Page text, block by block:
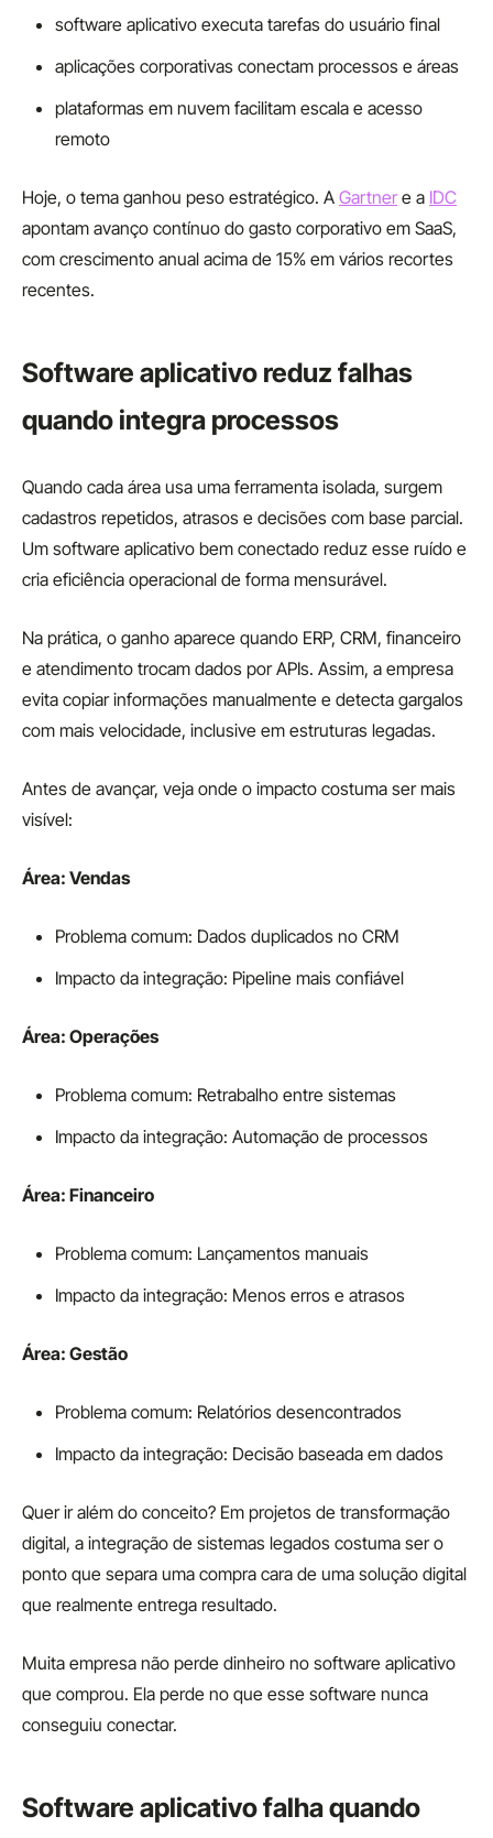
software aplicativo executa tarefas do usuário final
aplicações corporativas conectam processos e áreas
plataformas em nuvem facilitam escala e acesso
remoto
Hoje, o tema ganhou peso estratégico. A Gartnere a IDC
apontam avanço contínuo do gasto corporativo em SaaS,
com crescimento anual acima de 15% em vários recortes
recentes.
Software aplicativo reduz falhas
quando integra processos
Quando cada área usa uma ferramenta isolada, surgem
cadastros repetidos, atrasos e decisões com base parcial.
Um software aplicativo bem conectado reduz esse ruído e
cria eficiência operacional de forma mensurável.
Na prática, o ganho aparece quando ERP, CRM, financeiro
e atendimento trocam dados por APIs. Assim, a empresa
evita copiar informações manualmente e detecta gargalos
com mais velocidade, inclusive em estruturas legadas.
Antes de avançar, veja onde o impacto costuma ser mais
visível:
Área: Vendas
Problema comum: Dados duplicados no CRM
Impacto da integração: Pipeline mais confiável
Área: Operações
Problema comum: Retrabalho entre sistemas
Impacto da integração: Automação de processos
Área: Financeiro
Problema comum: Lançamentos manuais
Impacto da integração: Menos erros e atrasos
Área: Gestão
Problema comum: Relatórios desencontrados
Impacto da integração: Decisão baseada em dados
Quer ir além do conceito? Em projetos de transformação
digital, a integração de sistemas legados costuma ser o
ponto que separa uma compra cara de uma solução digital
que realmente entrega resultado.
Muita empresa não perde dinheiro no software aplicativo
que comprou. Ela perde no que esse software nunca
conseguiu conectar.
Software aplicativo falha quando